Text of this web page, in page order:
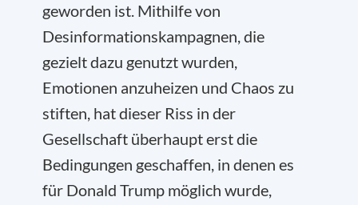
geworden ist. Mithilfe von
Desinformationskampagnen, die
gezielt dazu genutzt wurden,
Emotionen anzuheizen und Chaos zu
stiften, hat dieser Riss in der
Gesellschaft überhaupt erst die
Bedingungen geschaffen, in denen es
für Donald Trump möglich wurde,